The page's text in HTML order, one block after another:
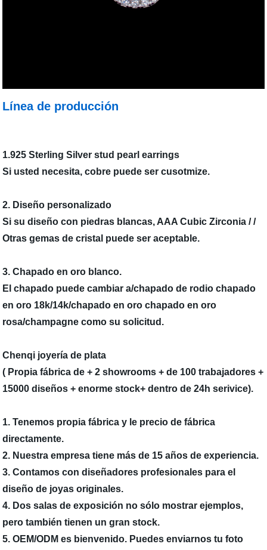
Línea de producción
1.925 Sterling Silver stud pearl earrings
Si usted necesita, cobre puede ser cusotmize.
2. Diseño personalizado
Si su diseño con piedras blancas, AAA Cubic Zirconia / /
Otras gemas de cristal puede ser aceptable.
3. Chapado en oro blanco.
El chapado puede cambiar a/chapado de rodio chapado
en oro 18k/14k/chapado en oro chapado en oro
rosa/champagne como su solicitud.
Chenqi joyería de plata
( Propia fábrica de + 2 showrooms + de 100 trabajadores +
15000 diseños + enorme stock+ dentro de 24h serivice).
1. Tenemos propia fábrica y le precio de fábrica
directamente.
2. Nuestra empresa tiene más de 15 años de experiencia.
3. Contamos con diseñadores profesionales para el
diseño de joyas originales.
4. Dos salas de exposición no sólo mostrar ejemplos,
pero también tienen un gran stock.
5. OEM/ODM es bienvenido. Puedes enviarnos tu foto